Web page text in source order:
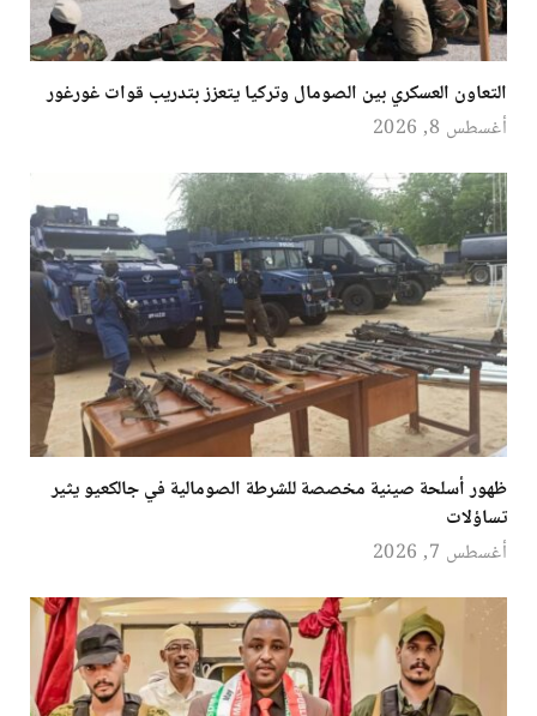
التعاون العسكري بين الصومال وتركيا يتعزز بتدريب قوات غورغور
أغسطس 8, 2026
ظهور أسلحة صينية مخصصة للشرطة الصومالية في جالكعيو يثير
تساؤلات
أغسطس 7, 2026